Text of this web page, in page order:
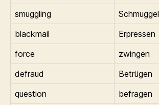
smuggling
Schmuggel
blackmail
Erpressen
force
zwingen
defraud
Betrügen
question
befragen